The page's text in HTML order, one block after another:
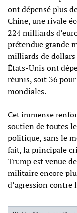
ont dépensé plus
Chine, une rivale
224 milliards
prétendue grande
milliards de dollars
États-Unis ont
réunis, soit 36
mondiales.
Cet immense
soutien de toutes
politique, sans le
fait, la principale
Trump est venue
militaire encore
d’agression contre